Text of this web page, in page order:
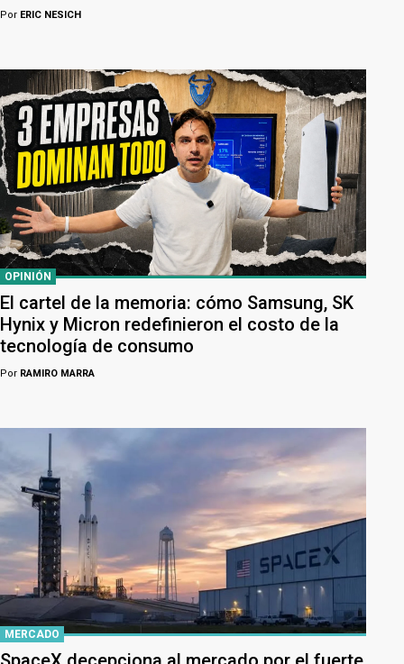
Por ERIC NESICH
OPINIÓN
El cartel de la memoria: cómo Samsung, SK
Hynix y Micron redefinieron el costo de la
tecnología de consumo
Por RAMIRO MARRA
MERCADO